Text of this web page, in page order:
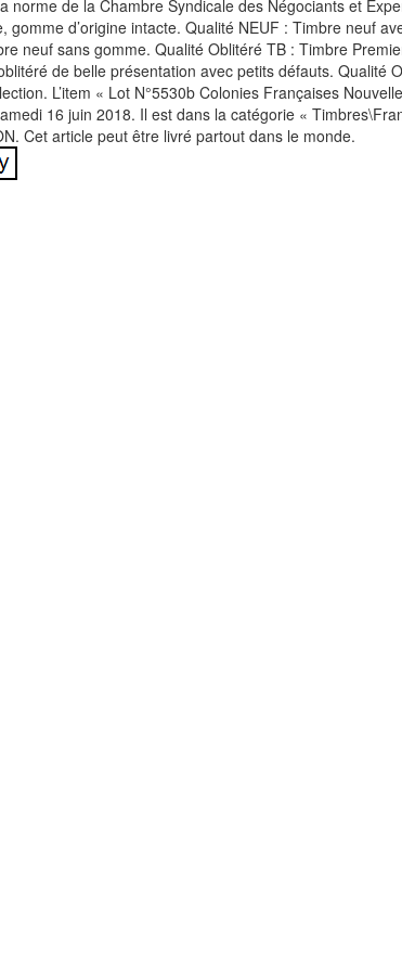
norme de la Chambre Syndicale des Négociants et
gomme d’origine intacte. Qualité NEUF : Timbre neuf
neuf sans gomme. Qualité Oblitéré TB : Timbre
de belle présentation avec petits défauts. Qualité
L’item « Lot N°5530b Colonies Françaises
16 juin 2018. Il est dans la catégorie «
Cet article peut être livré partout dans le monde.